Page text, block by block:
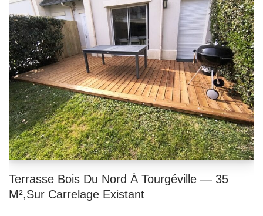
Terrasse Bois Du Nord À Tourgéville — 35
M²,sur Carrelage Existant